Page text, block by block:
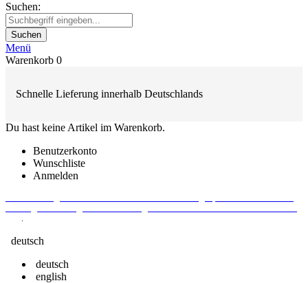
Suchen:
Suchen
Menü
Warenkorb 0
Schnelle Lieferung innerhalb Deutschlands
Du hast keine Artikel im Warenkorb.
Benutzerkonto
Wunschliste
Anmelden
.
deutsch
deutsch
english